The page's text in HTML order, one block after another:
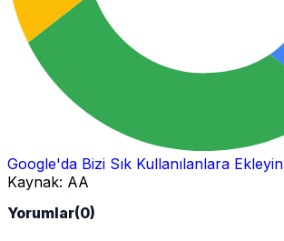
Google'da Bizi Sık Kullanılanlara Ekleyin
Kaynak: AA
Yorumlar(0)